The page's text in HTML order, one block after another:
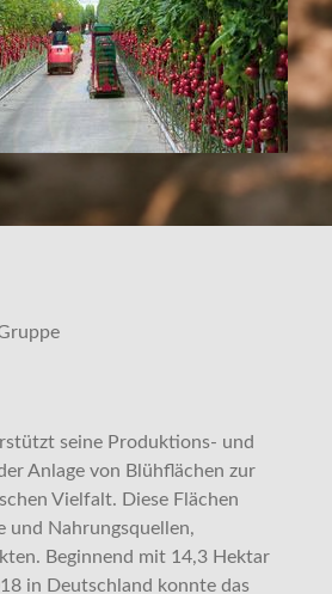
seine Produktions- und
Anlage von Blühflächen zur
Vielfalt. Diese Flächen
und Nahrungsquellen,
Beginnend mit 14,3 Hektar
in Deutschland konnte das